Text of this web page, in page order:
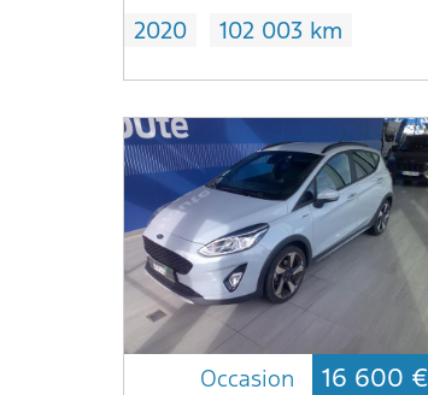
2020
102 003 km
Occasion 16 600 €